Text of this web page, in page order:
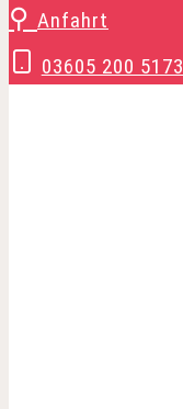
Zum
Inhalt
springen
⚲ Anfahrt
03605 200 5173